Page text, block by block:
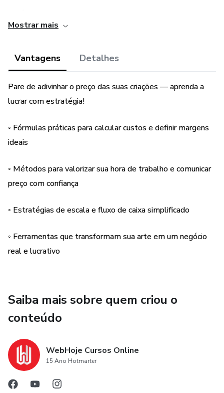
de cada peça, definir margens estratégicas de lucro e
trabalho. Além disso, o guia revela como usar o
posicionamento certo para atrair clientes que pagam mais
Com uma linguagem leve e exemplos reais, o material guia
de combos inteligentes e estratégias de crescimento. O
objetivo é simples — transformar sua produção artesanal
📘 Ideal para quem busca independência financeira,
— tudo para que você nunca mais cobre “de cabeça” ou por
⚡ Acesso imediato
💬 Suporte exclusivo
🔒 Compra 100% segura e protegida
🚀 Dê o próximo passo rumo ao lucro consciente e
sustentável. Sua arte merece ser valorizada — e este guia
Mostrar mais
Vantagens Detalhes
Pare de adivinhar o preço das suas criações — aprenda a
lucrar com estratégia!
◦ Fórmulas práticas para calcular custos e definir margens
ideais
◦ Métodos para valorizar sua hora de trabalho e comunicar
preço com confiança
◦ Estratégias de escala e fluxo de caixa simplificado
◦ Ferramentas que transformam sua arte em um negócio
real e lucrativo
Saiba mais sobre quem criou o
conteúdo
WebHoje Cursos Online
15 Ano Hotmarter